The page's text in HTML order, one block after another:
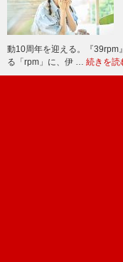
動10周年を迎える。『39rpm
る「rpm」に、伊 … 続きを読